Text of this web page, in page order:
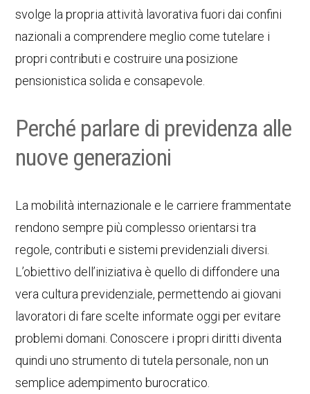
svolge la propria attività lavorativa fuori dai confini
nazionali a comprendere meglio come tutelare i
propri contributi e costruire una posizione
pensionistica solida e consapevole.
Perché parlare di previdenza alle
nuove generazioni
La mobilità internazionale e le carriere frammentate
rendono sempre più complesso orientarsi tra
regole, contributi e sistemi previdenziali diversi.
L’obiettivo dell’iniziativa è quello di diffondere una
vera cultura previdenziale, permettendo ai giovani
lavoratori di fare scelte informate oggi per evitare
problemi domani. Conoscere i propri diritti diventa
quindi uno strumento di tutela personale, non un
semplice adempimento burocratico.